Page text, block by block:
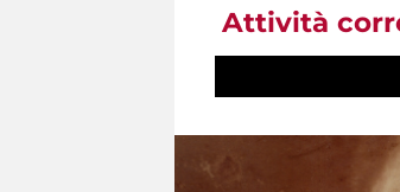
Attività